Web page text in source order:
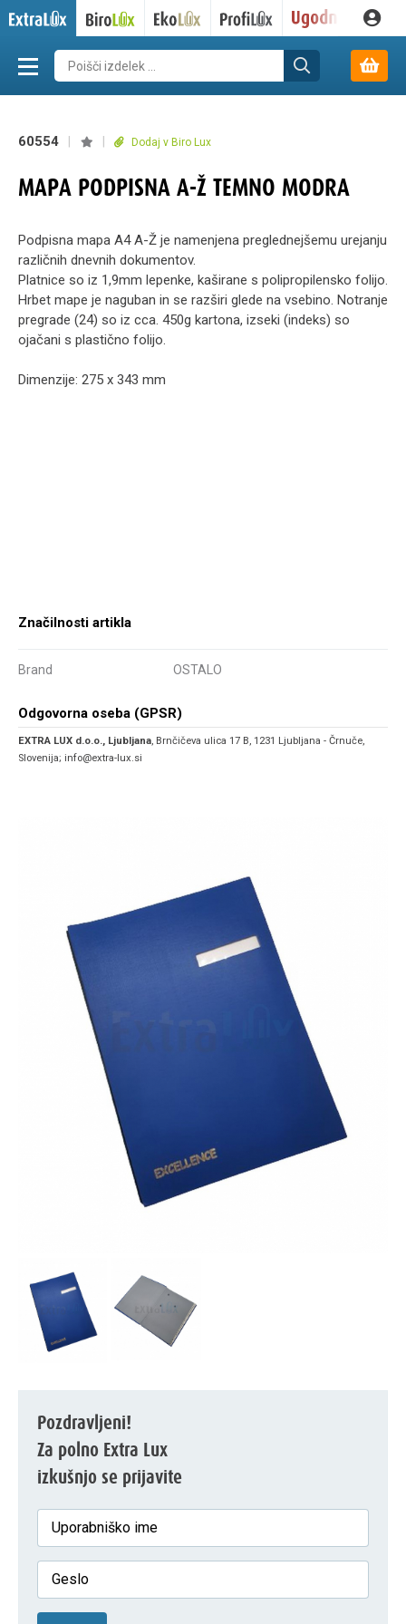
60554 Dodaj v Biro Lux
MAPA PODPISNA A-Ž TEMNO MODRA
Podpisna mapa A4 A-Ž je namenjena preglednejšemu urejanju
različnih dnevnih dokumentov.
Platnice so iz 1,9mm lepenke, kaširane s polipropilensko folijo.
Hrbet mape je naguban in se razširi glede na vsebino. Notranje
pregrade (24) so iz cca. 450g kartona, izseki (indeks) so
ojačani s plastično folijo.
Dimenzije: 275 x 343 mm
Značilnosti artikla
Brand OSTALO
Odgovorna oseba (GPSR)
EXTRA LUX d.o.o., Ljubljana, Brnčičeva ulica 17 B, 1231 Ljubljana - Črnuče,
Slovenija; info@extra-lux.si
Pozdravljeni!
Za polno Extra Lux
izkušnjo se prijavite